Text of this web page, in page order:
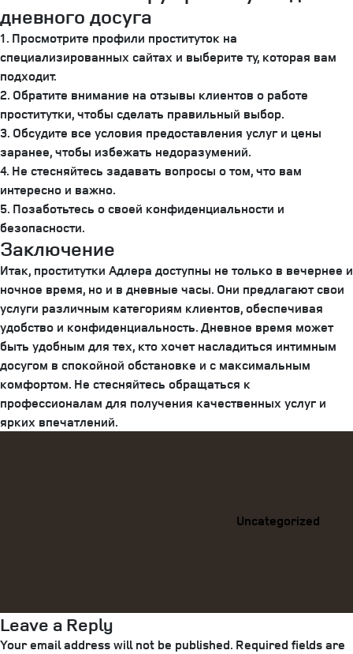
дневного досуга
1. Просмотрите профили проституток на
специализированных сайтах и выберите ту, которая вам
подходит.
2. Обратите внимание на отзывы клиентов о работе
проститутки, чтобы сделать правильный выбор.
3. Обсудите все условия предоставления услуг и цены
заранее, чтобы избежать недоразумений.
4. Не стесняйтесь задавать вопросы о том, что вам
интересно и важно.
5. Позаботьтесь о своей конфиденциальности и
безопасности.
Заключение
Итак, проститутки Адлера доступны не только в вечернее и
ночное время, но и в дневные часы. Они предлагают свои
услуги различным категориям клиентов, обеспечивая
удобство и конфиденциальность. Дневное время может
быть удобным для тех, кто хочет насладиться интимным
досугом в спокойной обстановке и с максимальным
комфортом. Не стесняйтесь обращаться к
профессионалам для получения качественных услуг и
ярких впечатлений.
Uncategorized
Leave a Reply
Your email address will not be published. Required fields are